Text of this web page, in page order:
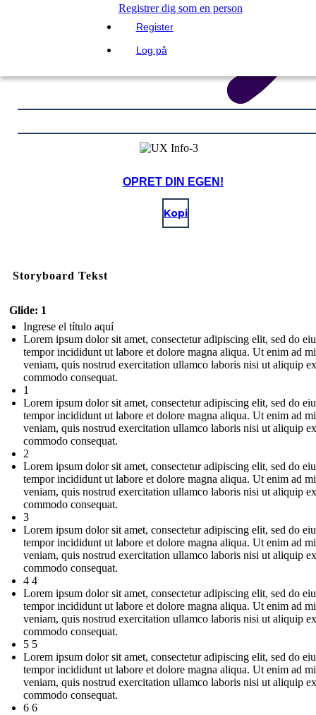
Registrer dig som en person
Register
Log på
OPRET DIN EGEN!
Kopi
Storyboard Tekst
Glide: 1
Ingrese el título aquí
Lorem ipsum dolor sit amet, consectetur adipiscing elit, sed do
tempor incididunt ut labore et dolore magna aliqua. Ut enim ad
veniam, quis nostrud exercitation ullamco laboris nisi ut aliquip
commodo consequat.
1
Lorem ipsum dolor sit amet, consectetur adipiscing elit, sed do
tempor incididunt ut labore et dolore magna aliqua. Ut enim ad
veniam, quis nostrud exercitation ullamco laboris nisi ut aliquip
commodo consequat.
2
Lorem ipsum dolor sit amet, consectetur adipiscing elit, sed do
tempor incididunt ut labore et dolore magna aliqua. Ut enim ad
veniam, quis nostrud exercitation ullamco laboris nisi ut aliquip
commodo consequat.
3
Lorem ipsum dolor sit amet, consectetur adipiscing elit, sed do
tempor incididunt ut labore et dolore magna aliqua. Ut enim ad
veniam, quis nostrud exercitation ullamco laboris nisi ut aliquip
commodo consequat.
4 4
Lorem ipsum dolor sit amet, consectetur adipiscing elit, sed do
tempor incididunt ut labore et dolore magna aliqua. Ut enim ad
veniam, quis nostrud exercitation ullamco laboris nisi ut aliquip
commodo consequat.
5 5
Lorem ipsum dolor sit amet, consectetur adipiscing elit, sed do
tempor incididunt ut labore et dolore magna aliqua. Ut enim ad
veniam, quis nostrud exercitation ullamco laboris nisi ut aliquip
commodo consequat.
6 6